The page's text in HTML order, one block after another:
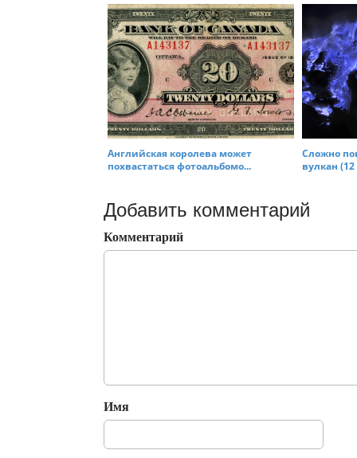
Английская королева может
похвастаться фотоальбомо...
Сложно
вулкан
Добавить комментарий
Комментарий
Имя